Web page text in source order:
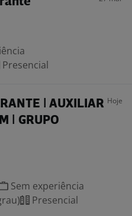
Presencial
| AUXILIAR
| GRUPO
Hoje
Sem experiência
Presencial